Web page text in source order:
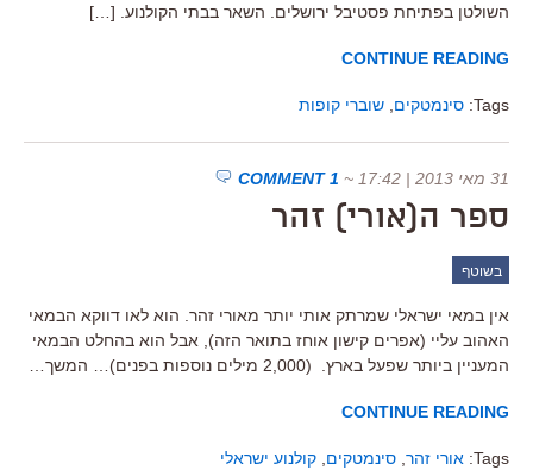
השולטן בפתיחת פסטיבל ירושלים. השאר בבתי הקולנוע. […]
CONTINUE READING
Tags: סינמטקים שוברי קופות
31 מאי 2013 | 17:42 ~
1 COMMENT
ספר ה(אורי) זהר
בשוטף
אין במאי ישראלי שמרתק אותי יותר מאורי זהר. הוא לאו דווקא הבמאי
האהוב עליי (אפרים קישון אוחז בתואר הזה), אבל הוא בהחלט הבמאי
המעניין ביותר שפעל בארץ. (2,000 מילים נוספות בפנים)… המשך…
CONTINUE READING
Tags: אורי זהר סינמטקים קולנוע ישראלי